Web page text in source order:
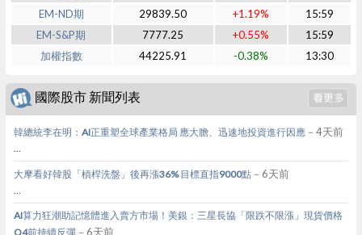
EM-ND期
29839.50 +1.19%
15:59
EM-S&P期
7777.25 +0.55%
15:59
加權指數
44225.91 -0.38% 13:30
國際股市 新聞列表
韓總統李在明：AI正重塑全球產業格局 應大膽、迅速地投資進行因應－4天前
...
大摩看好韓股「槓桿洗盤」後再漲36% 目標直指9000點－6天前
...
AI算力狂潮助記憶體進入賣方市場！美銀：三星長協「限跌不限漲」現貨價格
Q4前持續反彈－6天前